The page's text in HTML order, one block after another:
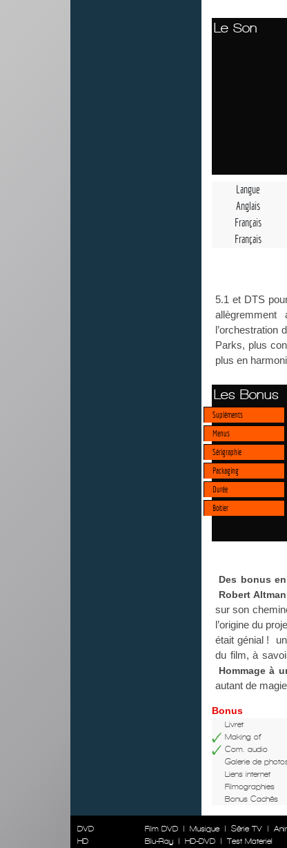
Le Son
Langue
Anglais
Français
Français
5.1 et DTS
l’orchestration
Parks, plus
plus en
Les Bonus
Supléments
Menus
Sérigraphie
Packaging
Durée
Boitier
Des bonus
Robert Altman
sur son
l’origine du
était génial !
du film, à
Hommage à
autant de
Bonus
Livret
Making of
Com. audio
Galerie de
Liens internet
Filmographies
Bonus Cachés
DVD
HD
Film DVD | Musique | Série TV |
Blu-Ray
| HD-DVD | Test Materiel